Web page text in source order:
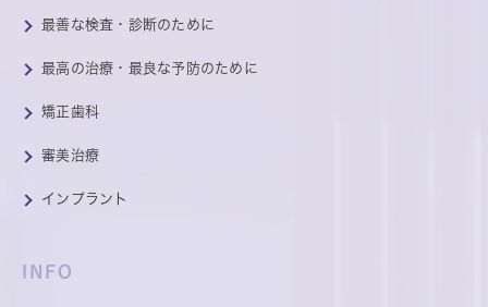
最善な検査・診断のために
最高の治療・最良な予防のために
矯正歯科
審美治療
インプラント
INFO